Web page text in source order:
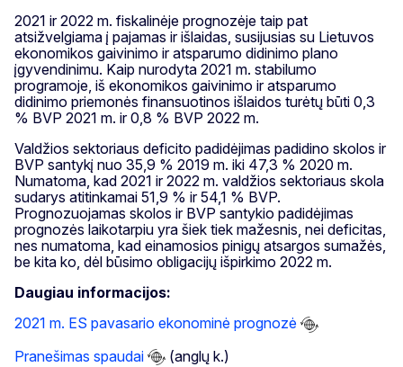
2021 ir 2022 m. fiskalinėje prognozėje taip pat
atsižvelgiama į pajamas ir išlaidas, susijusias su Lietuvos
ekonomikos gaivinimo ir atsparumo didinimo plano
įgyvendinimu. Kaip nurodyta 2021 m. stabilumo
programoje, iš ekonomikos gaivinimo ir atsparumo
didinimo priemonės finansuotinos išlaidos turėtų būti 0,3
% BVP 2021 m. ir 0,8 % BVP 2022 m.
Valdžios sektoriaus deficito padidėjimas padidino skolos ir
BVP santykį nuo 35,9 % 2019 m. iki 47,3 % 2020 m.
Numatoma, kad 2021 ir 2022 m. valdžios sektoriaus skola
sudarys atitinkamai 51,9 % ir 54,1 % BVP.
Prognozuojamas skolos ir BVP santykio padidėjimas
prognozės laikotarpiu yra šiek tiek mažesnis, nei deficitas,
nes numatoma, kad einamosios pinigų atsargos sumažės,
be kita ko, dėl būsimo obligacijų išpirkimo 2022 m.
Daugiau informacijos:
2021 m. ES pavasario ekonominė prognozė
Pranešimas spaudai
(anglų k.)